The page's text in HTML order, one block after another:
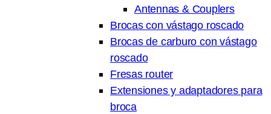
Antennas & Couplers
Brocas con vástago roscado
Brocas de carburo con vástago
roscado
Fresas router
Extensiones y adaptadores para
broca